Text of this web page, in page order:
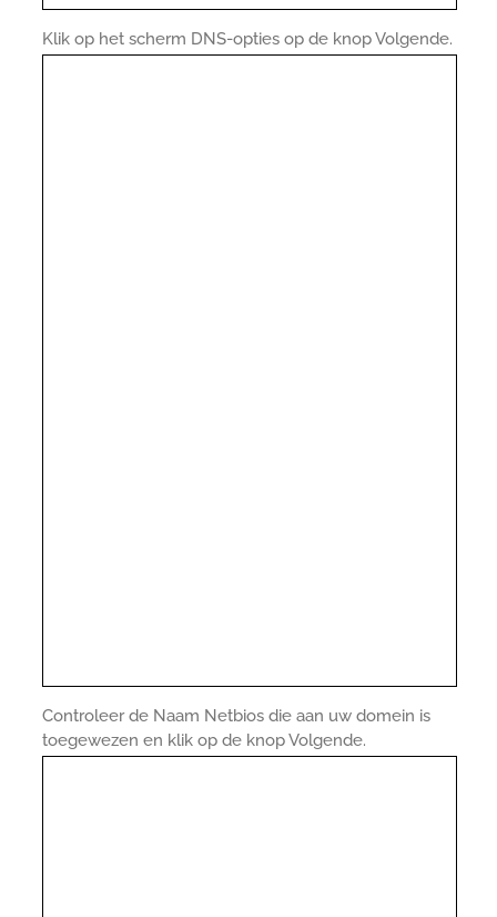
Klik op het scherm DNS-opties op de knop Volgende.
Controleer de Naam Netbios die aan uw domein is
toegewezen en klik op de knop Volgende.